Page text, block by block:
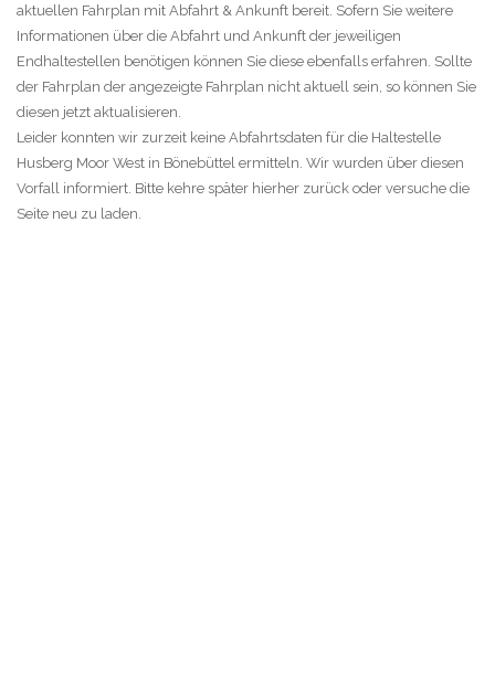
aktuellen Fahrplan mit Abfahrt & Ankunft bereit. Sofern Sie weitere
Informationen über die Abfahrt und Ankunft der jeweiligen
Endhaltestellen benötigen können Sie diese ebenfalls erfahren. Sollte
der Fahrplan der angezeigte Fahrplan nicht aktuell sein, so können Sie
diesen jetzt aktualisieren.
Leider konnten wir zurzeit keine Abfahrtsdaten für die Haltestelle
Husberg Moor West in Bönebüttel ermitteln. Wir wurden über diesen
Vorfall informiert. Bitte kehre später hierher zurück oder versuche die
Seite neu zu laden.